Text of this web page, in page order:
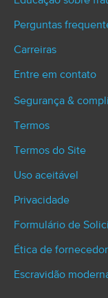
Perguntas
Carreiras
Entre em contato
Segurança &
Termos
Termos do Site
Uso aceitável
Privacidade
Formulário de
Ética de
Escravidão